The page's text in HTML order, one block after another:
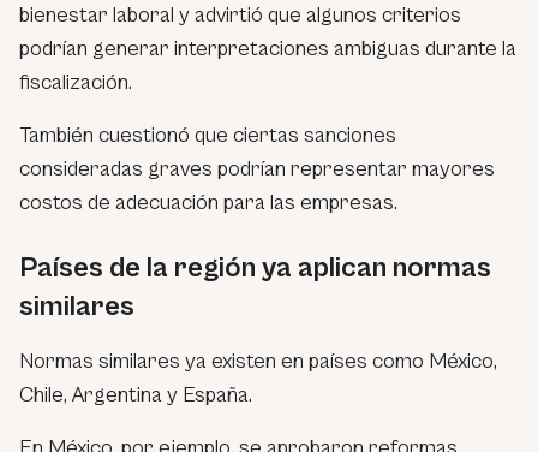
bienestar laboral y advirtió que algunos criterios
podrían generar interpretaciones ambiguas durante la
fiscalización.
También cuestionó que ciertas sanciones
consideradas graves podrían representar mayores
costos de adecuación para las empresas.
Países de la región ya aplican normas
similares
Normas similares ya existen en países como México,
Chile, Argentina y España.